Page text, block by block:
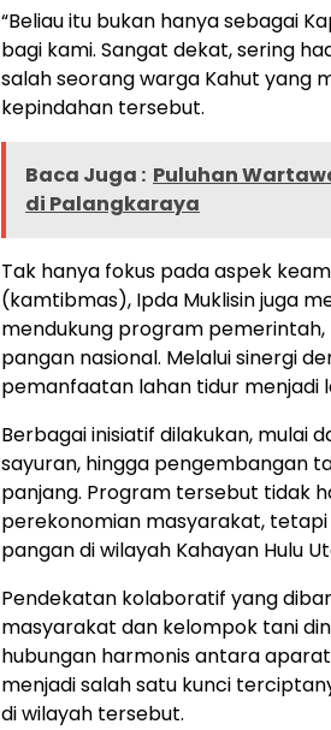
“Beliau itu bukan hanya sebagai
bagi kami. Sangat dekat, sering
salah seorang warga Kahut yang
kepindahan tersebut.
Baca Juga : Puluhan
di Palangkaraya
Tak hanya fokus pada aspek
(kamtibmas), Ipda Muklisin juga
mendukung program
pangan nasional. Melalui sinergi
pemanfaatan lahan tidur menjadi
Berbagai inisiatif dilakukan, mulai
sayuran, hingga pengembangan
panjang. Program tersebut tidak
perekonomian masyarakat,
pangan di wilayah Kahayan Hulu
Pendekatan kolaboratif yang
masyarakat dan kelompok tani
hubungan harmonis antara
menjadi salah satu kunci
di wilayah tersebut.